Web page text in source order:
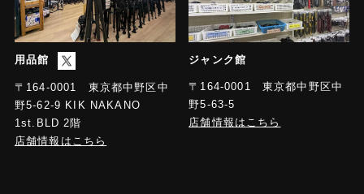
用品館
〒164-0001 東京都中野区中
野5-62-9 KIK NAKANO
1st.BLD 2階
店舗情報はこちら
ジャンク館
〒164-0001 東京都中野区中
野5-63-5
店舗情報はこちら